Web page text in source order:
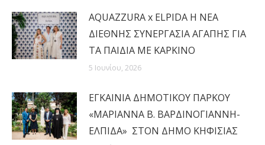
AQUAZZURA x ELPIDA Η ΝΕΑ
ΔΙΕΘΝΗΣ ΣΥΝΕΡΓΑΣΙΑ ΑΓΑΠΗΣ ΓΙΑ
ΤΑ ΠΑΙΔΙΑ ΜΕ ΚΑΡΚΙΝΟ
5 Ιουνίου, 2026
ΕΓΚΑΙΝΙΑ ΔΗΜΟΤΙΚΟΥ ΠΑΡΚΟΥ
«ΜΑΡΙΑΝΝΑ Β. ΒΑΡΔΙΝΟΓΙΑΝΝΗ-
ΕΛΠΙΔΑ» ΣΤΟΝ ΔΗΜΟ ΚΗΦΙΣΙΑΣ